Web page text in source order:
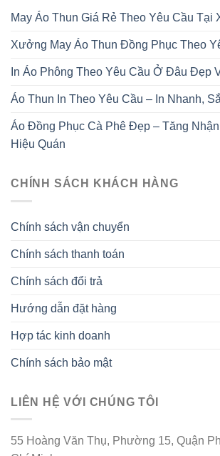
May Áo Thun Giá Rẻ Theo Yêu Cầu Tại
Xưởng May Áo Thun Đồng Phục Theo
In Áo Phông Theo Yêu Cầu Ở Đâu Đẹp
Áo Thun In Theo Yêu Cầu – In Nhanh,
Áo Đồng Phục Cà Phê Đẹp – Tăng
Hiệu Quán
CHÍNH SÁCH KHÁCH HÀNG
Chính sách vận chuyển
Chính sách thanh toán
Chính sách đổi trả
Hướng dẫn đặt hàng
Hợp tác kinh doanh
Chính sách bảo mật
LIÊN HỆ VỚI CHÚNG TÔI
55 Hoàng Văn Thụ, Phường 15, Quận